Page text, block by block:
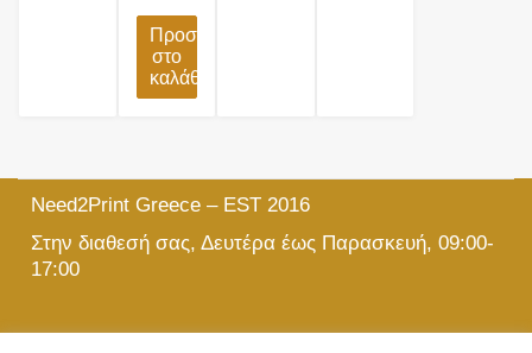
Προσθήκη
στο
καλάθι
Need2Print Greece – EST 2016
Στην διαθεσή σας, Δευτέρα έως Παρασκευή, 09:00-
17:00